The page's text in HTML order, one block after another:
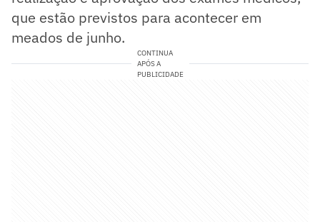
que estão previstos para acontecer em
meados de junho.
CONTINUA
APÓS A
PUBLICIDADE